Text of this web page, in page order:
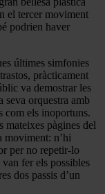
el tercer moviment
podrien haver
últimes simfonies
pràcticament
va demostrar les
seva orquestra amb
com els inoportuns.
mateixes pàgines del
moviment: n’hi
per no repetir-lo
fer els possibles
dos passis d’un